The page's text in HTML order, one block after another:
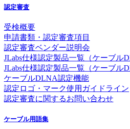
認定審査
受検概要
申請書類・認定審査項目
認定審査ベンダー説明会
JLabs仕様認定製品一覧（ケーブル
JLabs仕様認定製品一覧（ケーブル
ケーブルDLNA認定機能
認定ロゴ・マーク使用ガイドライン
認定審査に関するお問い合わせ
ケーブル用語集